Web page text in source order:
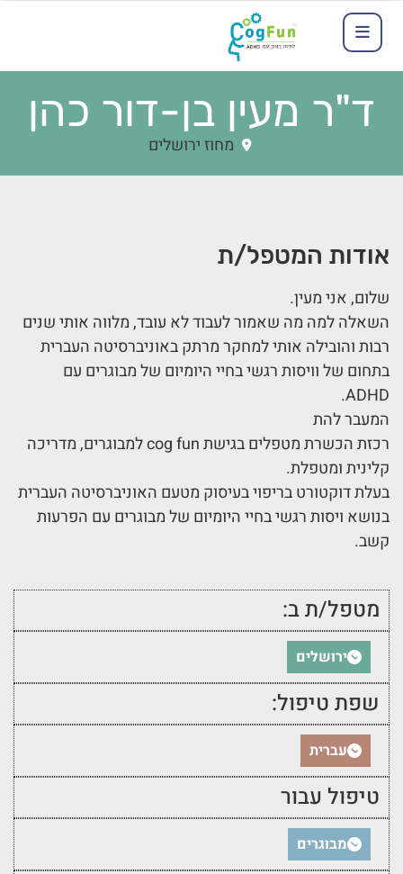
ד"ר מעין בן-דור כהן
מחוז ירושלים
אודות המטפל/ת
שלום, אני מעין.
השאלה למה מה שאמור לעבוד לא עובד, מלווה אותי שנים
רבות והובילה אותי למחקר מרתק באוניברסיטה העברית
בתחום של וויסות רגשי בחיי היומיום של מבוגרים עם
ADHD.
המעבר להת
רכזת הכשרת מטפלים בגישת cog fun למבוגרים, מדריכה
קלינית ומטפלת.
בעלת דוקטורט בריפוי בעיסוק מטעם האוניברסיטה העברית
בנושא ויסות רגשי בחיי היומיום של מבוגרים עם הפרעות
קשב.
מטפל/ת ב:
ירושלים
שפת טיפול:
עברית
טיפול עבור
מבוגרים